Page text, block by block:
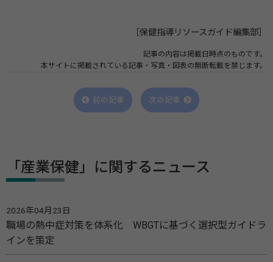
［保健指導リソースガイド編集部］
記事の内容は掲載日時点のものです。
本サイトに掲載されている記事・写真・図表の無断転載を禁じます。
前の記事 次の記事
「産業保健」に関するニュース
2026年04月23日
職場の熱中症対策を体系化 WBGTに基づく選択型ガイドラ
インを策定